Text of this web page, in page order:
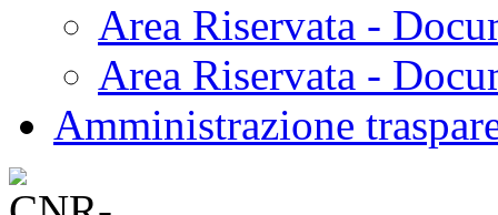
Area Riservata -
Area Riservata -
Amministrazione